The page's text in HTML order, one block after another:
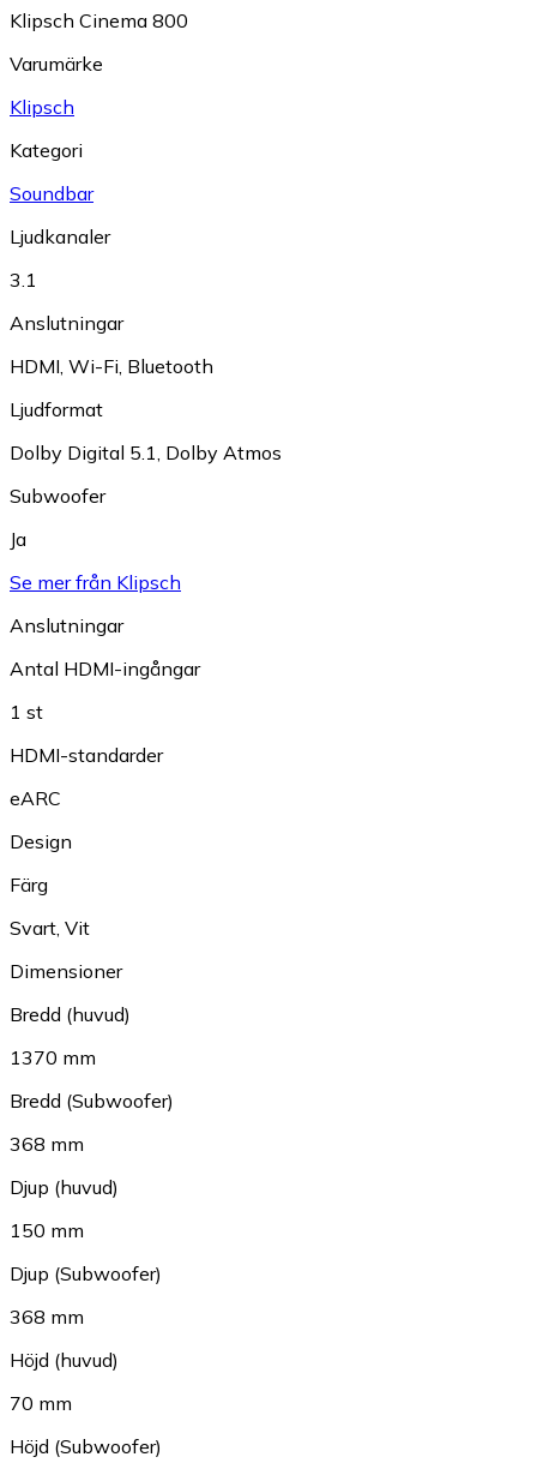
Klipsch Cinema 800
Varumärke
Klipsch
Kategori
Soundbar
Ljudkanaler
3.1
Anslutningar
HDMI Wi-Fi Bluetooth
Ljudformat
Dolby Digital 5.1 Dolby Atmos
Subwoofer
Ja
Se mer från Klipsch
Anslutningar
Antal HDMI-ingångar
1 st
HDMI-standarder
eARC
Design
Färg
Svart Vit
Dimensioner
Bredd (huvud)
1370 mm
Bredd (Subwoofer)
368 mm
Djup (huvud)
150 mm
Djup (Subwoofer)
368 mm
Höjd (huvud)
70 mm
Höjd (Subwoofer)